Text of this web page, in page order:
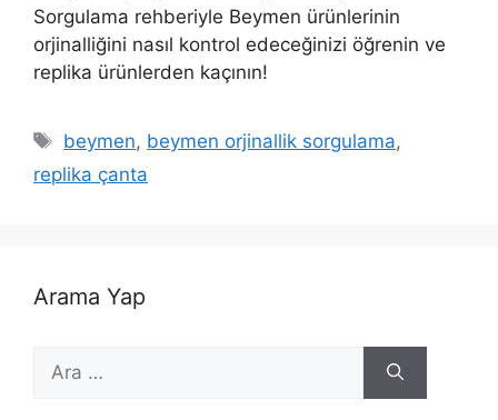
Sorgulama rehberiyle Beymen ürünlerinin
orjinalliğini nasıl kontrol edeceğinizi öğrenin ve
replika ürünlerden kaçının!
Etiketler
beymen, beymen orjinallik sorgulama,
replika çanta
Arama Yap
ara